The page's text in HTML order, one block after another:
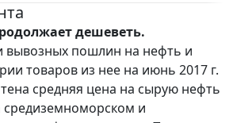
дешеветь.
вывозных пошлин на нефть и
товаров из нее на июнь 2017 г.
средняя цена на сырую нефть
и